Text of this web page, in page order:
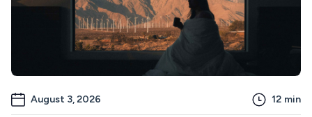
August 3, 2026 12 min